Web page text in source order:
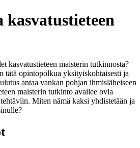
kasvatustieteen
kasvatustieteen maisterin tutkinnosta?
tätä opintopolkua yksityiskohtaisesti ja
antaa vankan pohjan ihmisläheiseen
maisterin tutkinto availee ovia
Miten nämä kaksi yhdistetään ja